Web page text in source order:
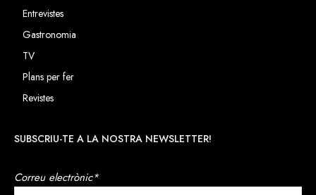
Entrevistes
Gastronomia
TV
Plans per fer
Revistes
SUBSCRIU-TE A LA NOSTRA NEWSLETTER!
Correu electrònic*